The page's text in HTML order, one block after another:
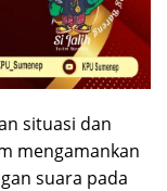
situasi dan
mengamankan
suara pada